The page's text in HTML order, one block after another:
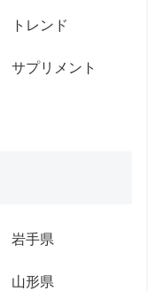
トレンド
サプリメント
岩手県
山形県